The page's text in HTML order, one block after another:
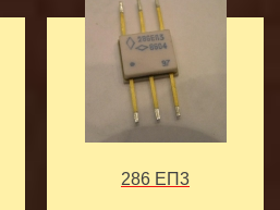
286 ЕП3